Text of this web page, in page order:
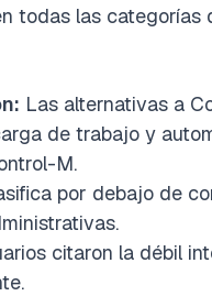
todas las categorías
Las alternativas a
de trabajo y
M.
por debajo de
citaron la débil